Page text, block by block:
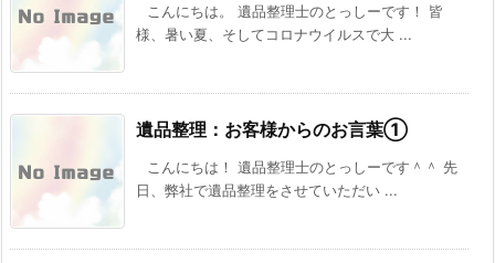
こんにちは。 遺品整理士のとっしーです！ 皆
様、暑い夏、そしてコロナウイルスで大 ...
遺品整理：お客様からのお言葉①
こんにちは！ 遺品整理士のとっしーです＾＾ 先
日、弊社で遺品整理をさせていただい ...